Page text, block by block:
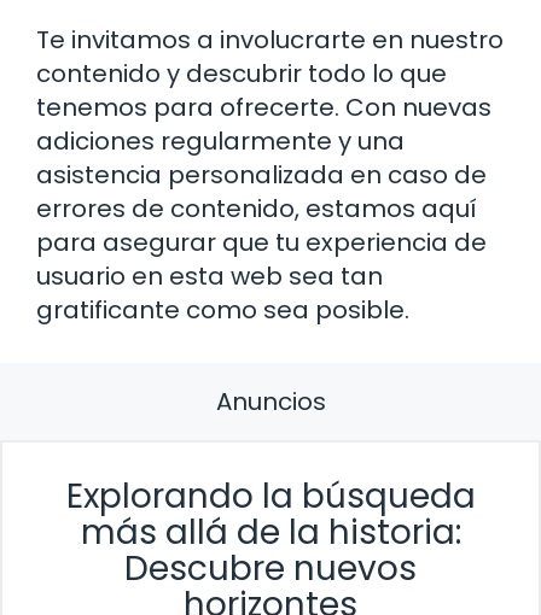
Te invitamos a involucrarte en nuestro
contenido y descubrir todo lo que
tenemos para ofrecerte. Con nuevas
adiciones regularmente y una
asistencia personalizada en caso de
errores de contenido, estamos aquí
para asegurar que tu experiencia de
usuario en esta web sea tan
gratificante como sea posible.
Anuncios
Explorando la búsqueda
más allá de la historia:
Descubre nuevos
horizontes